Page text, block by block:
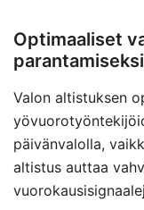
Optimaaliset
parantamiseksi
Valon altistuksen
päivänvalolla,
altistus auttaa